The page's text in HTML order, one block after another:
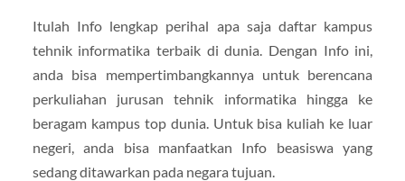
Itulah Info lengkap perihal apa saja daftar kampus
tehnik informatika terbaik di dunia. Dengan Info ini,
anda bisa mempertimbangkannya untuk berencana
perkuliahan jurusan tehnik informatika hingga ke
beragam kampus top dunia. Untuk bisa kuliah ke luar
negeri, anda bisa manfaatkan Info beasiswa yang
sedang ditawarkan pada negara tujuan.